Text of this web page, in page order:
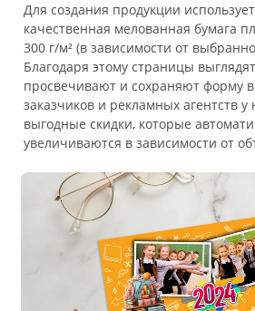
Для создания продукции
качественная мелованная бумага
300 г/м² (в зависимости от
Благодаря этому страницы
просвечивают и сохраняют форму
заказчиков и рекламных агентств
выгодные скидки, которые
увеличиваются в зависимости от